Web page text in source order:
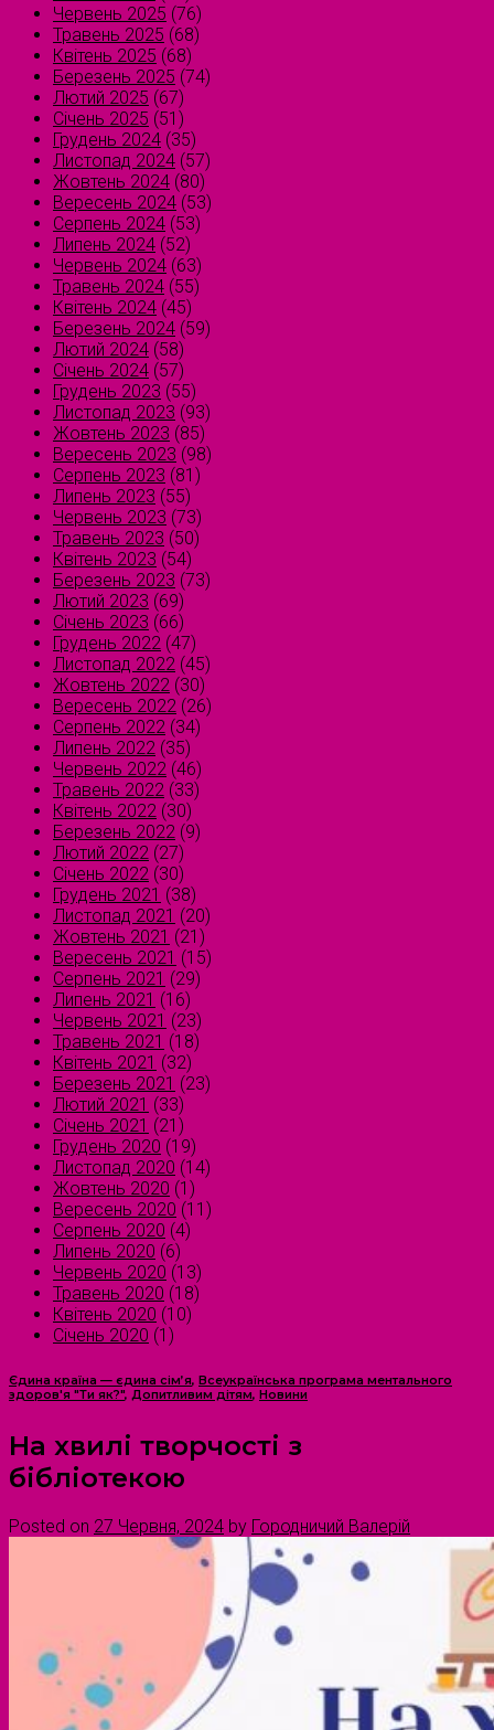
Червень 2025 (76)
Травень 2025 (68)
Квітень 2025 (68)
Березень 2025 (74)
Лютий 2025 (67)
Січень 2025 (51)
Грудень 2024 (35)
Листопад 2024 (57)
Жовтень 2024 (80)
Вересень 2024 (53)
Серпень 2024 (53)
Липень 2024 (52)
Червень 2024 (63)
Травень 2024 (55)
Квітень 2024 (45)
Березень 2024 (59)
Лютий 2024 (58)
Січень 2024 (57)
Грудень 2023 (55)
Листопад 2023 (93)
Жовтень 2023 (85)
Вересень 2023 (98)
Серпень 2023 (81)
Липень 2023 (55)
Червень 2023 (73)
Травень 2023 (50)
Квітень 2023 (54)
Березень 2023 (73)
Лютий 2023 (69)
Січень 2023 (66)
Грудень 2022 (47)
Листопад 2022 (45)
Жовтень 2022 (30)
Вересень 2022 (26)
Серпень 2022 (34)
Липень 2022 (35)
Червень 2022 (46)
Травень 2022 (33)
Квітень 2022 (30)
Березень 2022 (9)
Лютий 2022 (27)
Січень 2022 (30)
Грудень 2021 (38)
Листопад 2021 (20)
Жовтень 2021 (21)
Вересень 2021 (15)
Серпень 2021 (29)
Липень 2021 (16)
Червень 2021 (23)
Травень 2021 (18)
Квітень 2021 (32)
Березень 2021 (23)
Лютий 2021 (33)
Січень 2021 (21)
Грудень 2020 (19)
Листопад 2020 (14)
Жовтень 2020 (1)
Вересень 2020 (11)
Серпень 2020 (4)
Липень 2020 (6)
Червень 2020 (13)
Травень 2020 (18)
Квітень 2020 (10)
Січень 2020 (1)
Єдина країна — єдина сім’я, Всеукраїнська програма ментального
здоров'я "Ти як?", Допитливим дітям, Новини
На хвилі творчості з
бібліотекою
Posted on 27 Червня, 2024 by Городничий Валерій